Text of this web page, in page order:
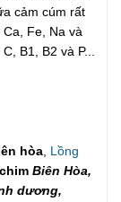
cảm cúm rất
Fe, Na và
B1, B2 và P...
hòa, Lồng
Biên Hòa,
dương,